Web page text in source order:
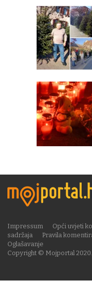
Copyright © Mojportal
Impressum Opći uvjeti
sadržaja
Pravila
Oglašavanje